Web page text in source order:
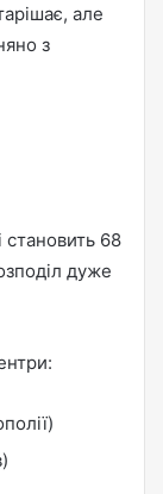
але
з
68
дуже